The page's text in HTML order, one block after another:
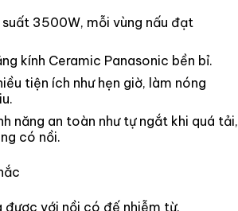
3500W, mỗi vùng nấu đạt
kính Ceramic Panasonic bền bỉ.
tiện ích như hẹn giờ, làm nóng
năng an toàn như tự ngắt khi quá tải,
có nồi.
được với nồi có đế nhiễm từ.